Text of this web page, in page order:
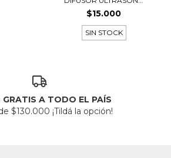
$15.000
SIN STOCK
GRATIS A TODO EL PAÍS
$130.000 ¡Tildá la opción!